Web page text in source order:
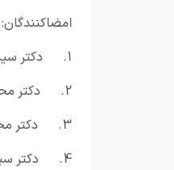
امضاکنندگان:
1.
دکتر
2.
دکتر
3.
دکتر
4.
دکتر